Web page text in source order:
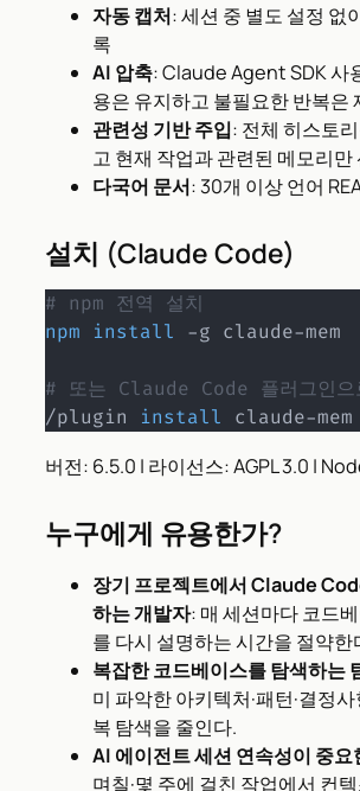
자동 캡처: 세션 중 별도 설정 없
록
AI 압축: Claude Agent SDK 사
용은 유지하고 불필요한 반복은
관련성 기반 주입: 전체 히스토
고 현재 작업과 관련된 메모리만
다국어 문서: 30개 이상 언어
설치 (Claude Code)
# npm 전역 설치
npm
install -g claude-mem
# 또는 Claude Code 플러그인으
/plugin install claude-mem
버전: 6.5.0 | 라이선스: AGPL 3.0 |
누구에게 유용한가?
장기 프로젝트에서 Claude
하는 개발자: 매 세션마다 코드
를 다시 설명하는 시간을 절약한
복잡한 코드베이스를 탐색하는
미 파악한 아키텍처·패턴·결정
복 탐색을 줄인다.
AI 에이전트 세션 연속성이 중요
며칠·몇 주에 걸친 작업에서 컨